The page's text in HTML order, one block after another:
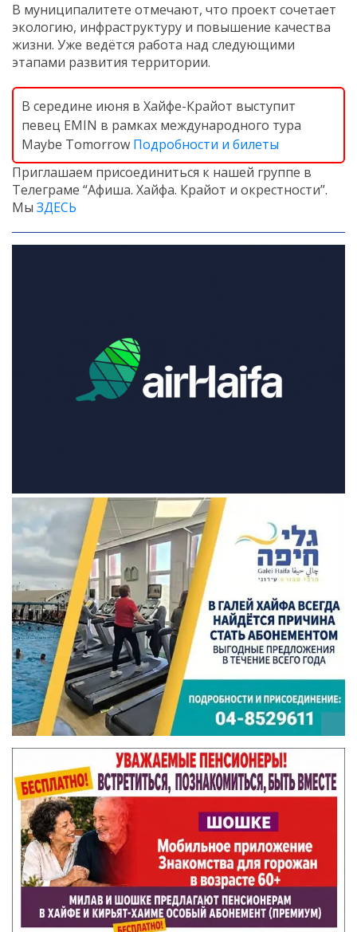
В муниципалитете отмечают, что проект сочетает
экологию, инфраструктуру и повышение качества
жизни. Уже ведётся работа над следующими
этапами развития территории.
В середине июня в Хайфе-Крайот выступит
певец EMIN в рамках международного тура
Maybe Tomorrow Подробности и билеты
Приглашаем присоединиться к нашей группе в
Телеграме “Афиша. Хайфа. Крайот и окрестности”.
Мы ЗДЕСЬ